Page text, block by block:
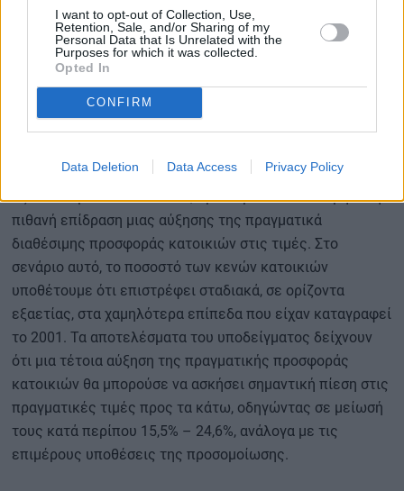
I want to opt-out of Collection, Use,
Retention, Sale, and/or Sharing of my
Personal Data that Is Unrelated with the
Purposes for which it was collected.
Opted In
CONFIRM
Data Deletion Data Access Privacy Policy
υφιστάμενου αποθέματος συνδέεται με αύξηση των
πραγματικών τιμών κατοικιών έως και 19,1%.
Εφικτή η μείωση τιμών έως 25%
υποθετικό σενάριο σταδιακής επανενεργοποίησης μη
αξιοποιούμενων κατοικιών, προκειμένου να εκτιμηθεί η
πιθανή επίδραση μιας αύξησης της πραγματικά
διαθέσιμης προσφοράς κατοικιών στις τιμές. Στο
σενάριο αυτό, το ποσοστό των κενών κατοικιών
υποθέτουμε ότι επιστρέφει σταδιακά, σε ορίζοντα
εξαετίας, στα χαμηλότερα επίπεδα που είχαν καταγραφεί
το 2001. Τα αποτελέσματα του υποδείγματος δείχνουν
ότι μια τέτοια αύξηση της πραγματικής προσφοράς
κατοικιών θα μπορούσε να ασκήσει σημαντική πίεση στις
πραγματικές τιμές προς τα κάτω, οδηγώντας σε μείωσή
τους κατά περίπου 15,5% – 24,6%, ανάλογα με τις
επιμέρους υποθέσεις της προσομοίωσης.